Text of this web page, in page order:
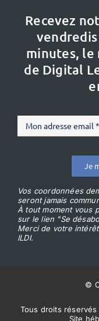
Recevez
vendredis
minutes, le
de Digital
Je
Vos coordonnées
seront jamais
À tout moment vous
sur le lien "Se
Merci de votre
ILDI.
©
Tous droits réservés
Site